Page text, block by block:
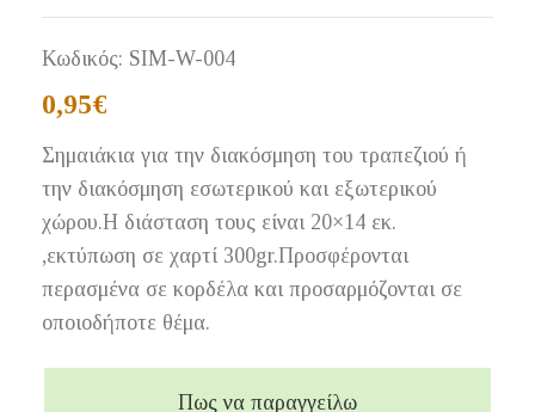
Κωδικός: SIM-W-004
0,95€
Σημαιάκια για την διακόσμηση του τραπεζιού ή
την διακόσμηση εσωτερικού και εξωτερικού
χώρου.Η διάσταση τους είναι 20×14 εκ.
,εκτύπωση σε χαρτί 300gr.Προσφέρονται
περασμένα σε κορδέλα και προσαρμόζονται σε
οποιοδήποτε θέμα.
Πως να παραγγείλω